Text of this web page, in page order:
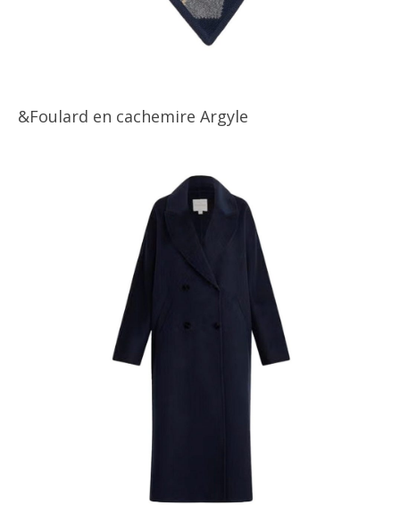
&Foulard en cachemire Argyle